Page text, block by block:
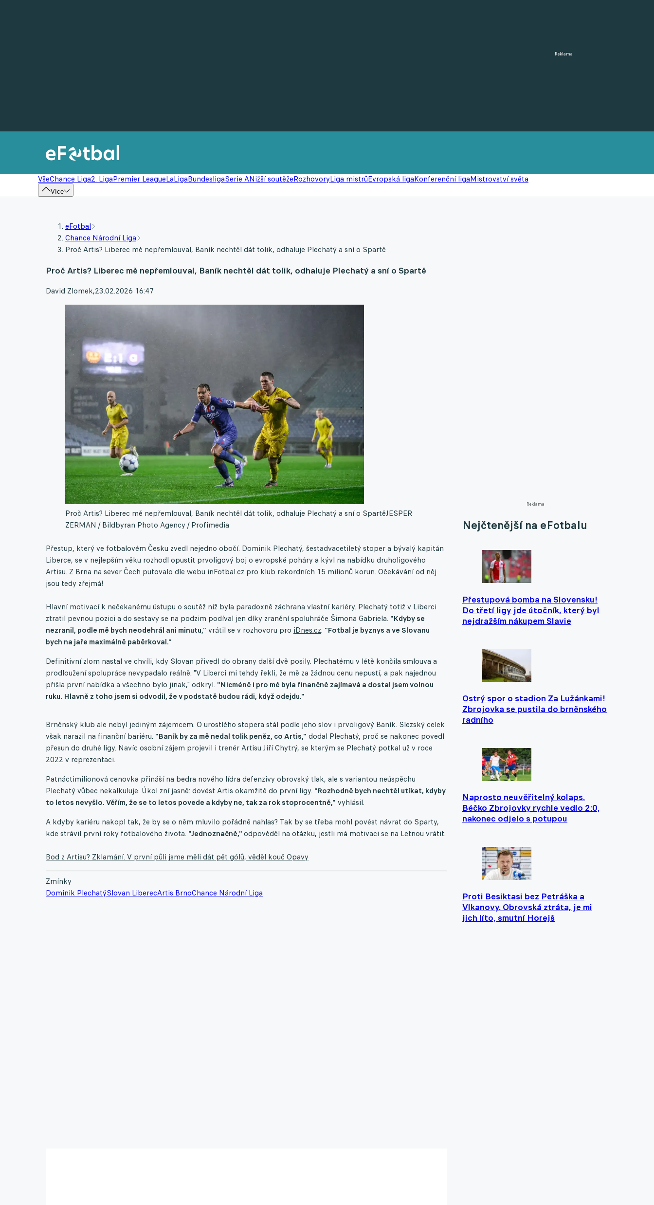
Reklama
VšeChance Liga2. LigaPremier LeagueLaLigaBundesligaSerie ANižší soutěžeRozhovoryLiga mistrůEvropská ligaKonferenční ligaMistrovství světa
Více
Reklama
Nejčtenější na eFotbalu
Přestupová bomba na Slovensku!
Do třetí ligy jde útočník, který byl
nejdražším nákupem Slavie
Ostrý spor o stadion Za Lužánkami!
Zbrojovka se pustila do brněnského
radního
Naprosto neuvěřitelný kolaps.
Béčko Zbrojovky rychle vedlo 2:0,
nakonec odjelo s potupou
Proti Besiktasi bez Petráška a
Vlkanovy. Obrovská ztráta, je mi
jich líto, smutní Horejš
eFotbal
Chance Národní Liga
Proč Artis? Liberec mě nepřemlouval, Baník nechtěl dát tolik, odhaluje Plechatý a sní o Spartě
Proč Artis? Liberec mě nepřemlouval, Baník nechtěl dát tolik, odhaluje Plechatý a sní o Spartě
David Zlomek,23.02.2026 16:47
Proč Artis? Liberec mě nepřemlouval, Baník nechtěl dát tolik, odhaluje Plechatý a sní o SpartěJESPER
ZERMAN / Bildbyran Photo Agency / Profimedia
Přestup, který ve fotbalovém Česku zvedl nejedno obočí. Dominik Plechatý, šestadvacetiletý stoper a bývalý kapitán
Liberce, se v nejlepším věku rozhodl opustit prvoligový boj o evropské poháry a kývl na nabídku druholigového
Artisu. Z Brna na sever Čech putovalo dle webu inFotbal.cz pro klub rekordních 15 milionů korun. Očekávání od něj
jsou tedy zřejmá!
Hlavní motivací k nečekanému ústupu o soutěž níž byla paradoxně záchrana vlastní kariéry. Plechatý totiž v Liberci
ztratil pevnou pozici a do sestavy se na podzim podíval jen díky zranění spoluhráče Šimona Gabriela. "Kdyby se
nezranil, podle mě bych neodehrál ani minutu," vrátil se v rozhovoru pro iDnes.cz. "Fotbal je byznys a ve Slovanu
bych na jaře maximálně paběrkoval."
Definitivní zlom nastal ve chvíli, kdy Slovan přivedl do obrany další dvě posily. Plechatému v létě končila smlouva a
prodloužení spolupráce nevypadalo reálně. "V Liberci mi tehdy řekli, že mě za žádnou cenu nepustí, a pak najednou
přišla první nabídka a všechno bylo jinak," odkryl. "Nicméně i pro mě byla finančně zajímavá a dostal jsem volnou
ruku. Hlavně z toho jsem si odvodil, že v podstatě budou rádi, když odejdu."
Brněnský klub ale nebyl jediným zájemcem. O urostlého stopera stál podle jeho slov i prvoligový Baník. Slezský celek
však narazil na finanční bariéru. "Baník by za mě nedal tolik peněz, co Artis," dodal Plechatý, proč se nakonec povedl
přesun do druhé ligy. Navíc osobní zájem projevil i trenér Artisu Jiří Chytrý, se kterým se Plechatý potkal už v roce
2022 v reprezentaci.
Patnáctimilionová cenovka přináší na bedra nového lídra defenzivy obrovský tlak, ale s variantou neúspěchu
Plechatý vůbec nekalkuluje. Úkol zní jasně: dovést Artis okamžitě do první ligy. "Rozhodně bych nechtěl utíkat, kdyby
to letos nevyšlo. Věřím, že se to letos povede a kdyby ne, tak za rok stoprocentně," vyhlásil.
A kdyby kariéru nakopl tak, že by se o něm mluvilo pořádně nahlas? Tak by se třeba mohl povést návrat do Sparty,
kde strávil první roky fotbalového života. "Jednoznačně," odpověděl na otázku, jestli má motivaci se na Letnou vrátit.
Bod z Artisu? Zklamání. V první půli jsme měli dát pět gólů, věděl kouč Opavy
Zmínky
Dominik PlechatýSlovan LiberecArtis BrnoChance Národní Liga